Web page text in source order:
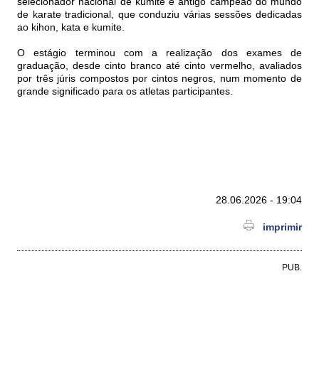
de karate tradicional, que conduziu várias sessões dedicadas
ao kihon, kata e kumite.
O estágio terminou com a realização dos exames de
graduação, desde cinto branco até cinto vermelho, avaliados
por três júris compostos por cintos negros, num momento de
grande significado para os atletas participantes.
28.06.2026 - 19:04
imprimir
PUB.